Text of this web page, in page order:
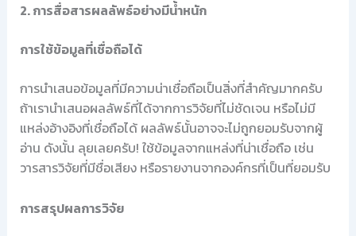
2. การสื่อสารผลลัพธ์อย่างมีน้ำหนัก
การใช้ข้อมูลที่เชื่อถือได้
การนำเสนอข้อมูลที่มีความน่าเชื่อถือเป็นสิ่งที่สำคัญมากครับ
ถ้าเรานำเสนอผลลัพธ์ที่ได้จากการวิจัยที่ไม่ชัดเจน หรือไม่มี
แหล่งอ้างอิงที่เชื่อถือได้ ผลลัพธ์นั้นอาจจะไม่ถูกยอมรับจากผู้
อ่าน ดังนั้น ลุยเลยครับ! ใช้ข้อมูลจากแหล่งที่น่าเชื่อถือ เช่น
วารสารวิจัยที่มีชื่อเสียง หรือรายงานจากองค์กรที่เป็นที่ยอมรับ
การสรุปผลการวิจัย